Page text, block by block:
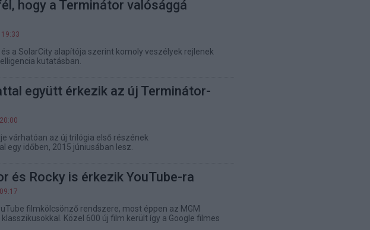
hogy a Terminátor valósággá
19:33
és a SolarCity alapítója szerint komoly veszélyek rejlenek
kutatásban.
együtt érkezik az új Terminátor-
várhatóan az új trilógia első részének
egy időben, 2015 júniusában lesz.
és Rocky is érkezik YouTube-ra
filmkölcsönző rendszere, most éppen az MGM
Közel 600 új film került így a Google filmes